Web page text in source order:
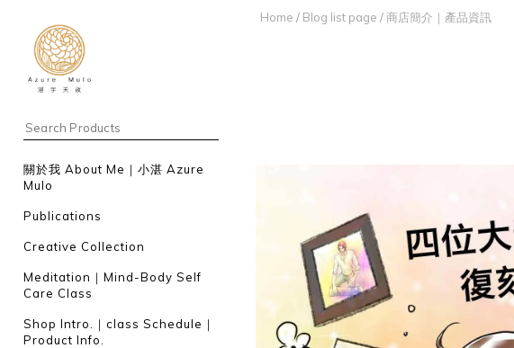
關於我 About Me｜小湛 Azure
Mulo
Publications
Creative Collection
Meditation｜Mind-Body Self
Care Class
Shop Intro.｜class Schedule｜
Product Info.
Home / Blog list page /商店簡介｜產品資訊